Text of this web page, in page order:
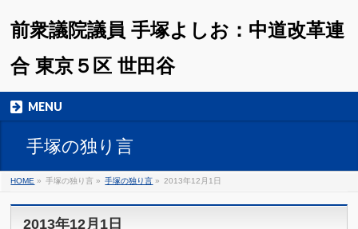
前衆議院議員 手塚よしお：中道改革連
合 東京５区 世田谷
MENU
手塚の独り言
HOME » 手塚の独り言 » 手塚の独り言 » 2013年12月1日
2013年12月1日